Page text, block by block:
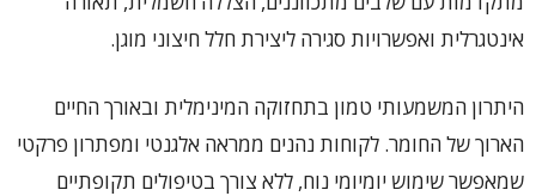
אינטגרלית ואפשרויות סגירה ליצירת חלל חיצוני מוגן.
היתרון המשמעותי טמון בתחזוקה המינימלית ובאורך החיים
הארוך של החומר. לקוחות נהנים ממראה אלגנטי ומפתרון פרקטי
שמאפשר שימוש יומיומי נוח, ללא צורך בטיפולים תקופתיים